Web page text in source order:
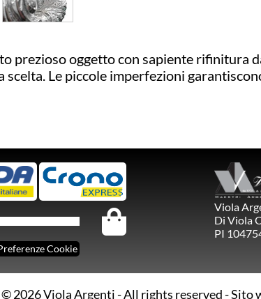
prezioso oggetto con sapiente rifinitura
Le piccole imperfezioni
Cookie
Viola
Di Viola
PI
© 2026 Viola Argenti - All rights reserved -Sito